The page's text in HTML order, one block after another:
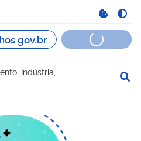
Indústria,